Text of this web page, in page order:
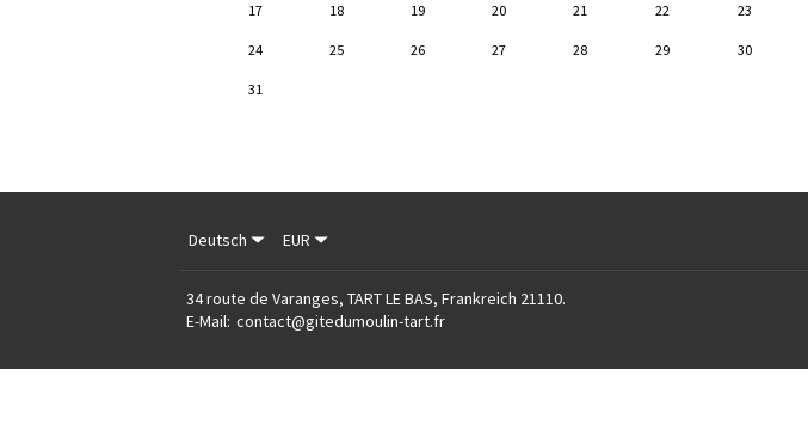
17 18 19 20 21 22 23
24 25 26 27 28 29 30
31
Deutsch EUR
34 route de Varanges, TART LE BAS, Frankreich 21110.
E-Mail: contact@gitedumoulin-tart.fr